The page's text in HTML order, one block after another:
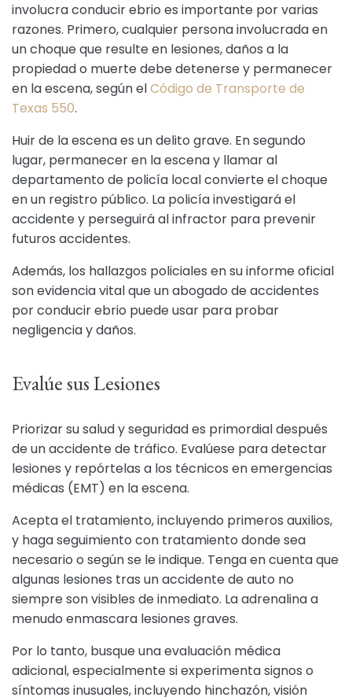
involucra conducir ebrio es importante por varias
razones. Primero, cualquier persona involucrada en
un choque que resulte en lesiones, daños a la
propiedad o muerte debe detenerse y permanecer
en la escena, según elCódigo de Transporte de
Texas 550.
Huir de la escena es un delito grave. En segundo
lugar, permanecer en la escena y llamar al
departamento de policía local convierte el choque
en un registro público. La policía investigará el
accidente y perseguirá al infractor para prevenir
futuros accidentes.
Además, los hallazgos policiales en su informe oficial
son evidencia vital que un abogado de accidentes
por conducir ebrio puede usar para probar
negligencia y daños.
Evalúe sus Lesiones
Priorizar su salud y seguridad es primordial después
de un accidente de tráfico. Evalúese para detectar
lesiones y repórtelas a los técnicos en emergencias
médicas (EMT) en la escena.
Acepta el tratamiento, incluyendo primeros auxilios,
y haga seguimiento con tratamiento donde sea
necesario o según se le indique. Tenga en cuenta que
algunas lesiones tras un accidente de auto no
siempre son visibles de inmediato. La adrenalina a
menudo enmascara lesiones graves.
Por lo tanto, busque una evaluación médica
adicional, especialmente si experimenta signos o
síntomas inusuales, incluyendo hinchazón, visión